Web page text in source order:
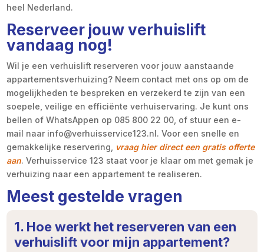
heel Nederland.
Reserveer jouw verhuislift
vandaag nog!
Wil je een verhuislift reserveren voor jouw aanstaande
appartementsverhuizing? Neem contact met ons op om de
mogelijkheden te bespreken en verzekerd te zijn van een
soepele, veilige en efficiënte verhuiservaring. Je kunt ons
bellen of WhatsAppen op 085 800 22 00, of stuur een e-
mail naar info@verhuisservice123.nl. Voor een snelle en
gemakkelijke reservering,
vraag hier direct een gratis offerte
aan. Verhuisservice 123 staat voor je klaar om met gemak je
verhuizing naar een appartement te realiseren.
Meest gestelde vragen
1. Hoe werkt het reserveren van een
verhuislift voor mijn appartement?